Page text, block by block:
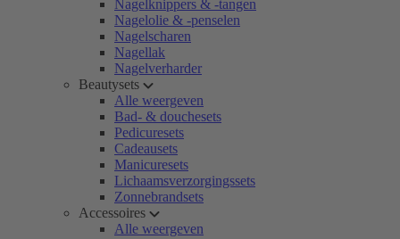
Nagelknippers & -tangen
Nagelolie & -penselen
Nagelscharen
Nagellak
Nagelverharder
Beautysets
Alle weergeven
Bad- & douchesets
Pedicuresets
Cadeausets
Manicuresets
Lichaamsverzorgingssets
Zonnebrandsets
Accessoires
Alle weergeven